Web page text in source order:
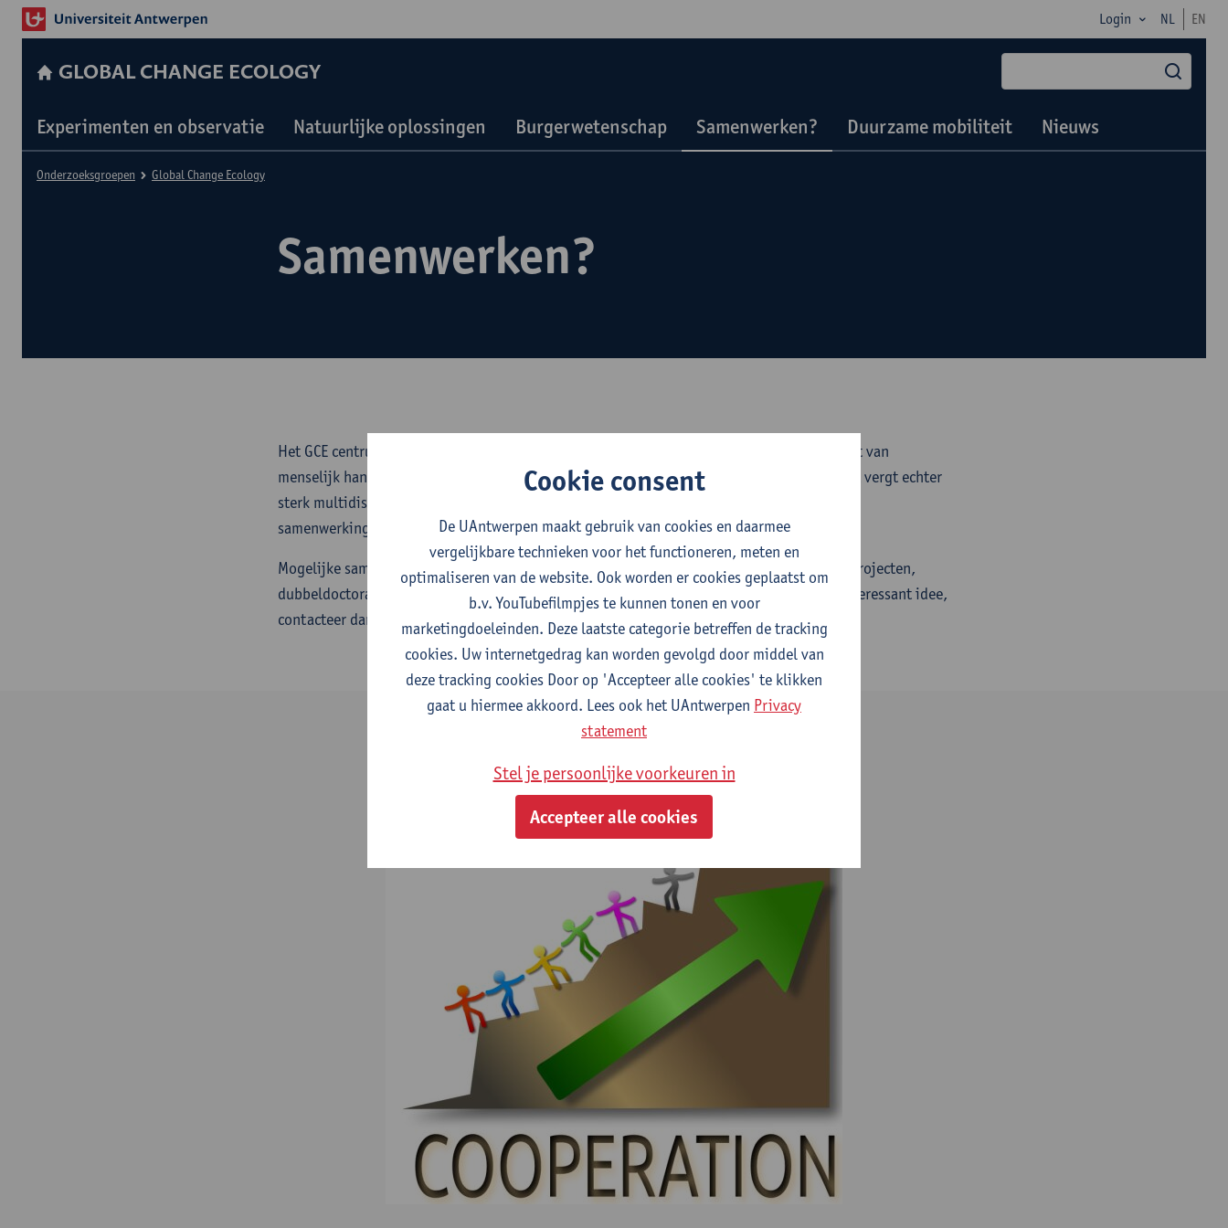
Login NL EN
GLOBAL CHANGE ECOLOGY
Experimenten en observatie Natuurlijke oplossingen Burgerwetenschap Samenwerken? Duurzame mobiliteit Nieuws
Samenwerken?
Onderzoeksgroepen Global Change Ecology
Het GCE centrum heeft als doel om de wetenschappelijke kennis te vergroten van de impact van
menselijk handelen op ecosystemen, en deze kennis ook uit te dragen en toe te passen. Dit vergt echter
sterk multidisciplinair onderzoek. We zijn daarom steeds op zoek naar interessante
samenwerkingsmogelijkheden.
Mogelijke samenwerkingen zijn Marie-Curie of FWO beurzen, nationale en internationale projecten,
dubbeldoctoraten, organiseren van events,... Als u een vraag heeft hieromtrent, of een interessant idee,
contacteer dan
Eric Struyf, research manager van het GCE.
Cookie consent
De UAntwerpen maakt gebruik van cookies en daarmee
vergelijkbare technieken voor het functioneren, meten en
optimaliseren van de website. Ook worden er cookies geplaatst om
b.v. YouTubefilmpjes te kunnen tonen en voor
marketingdoeleinden. Deze laatste categorie betreffen de tracking
cookies. Uw internetgedrag kan worden gevolgd door middel van
deze tracking cookies Door op 'Accepteer alle cookies' te klikken
gaat u hiermee akkoord. Lees ook het UAntwerpen Privacy
statement
Stel je persoonlijke voorkeuren in
Accepteer alle cookies